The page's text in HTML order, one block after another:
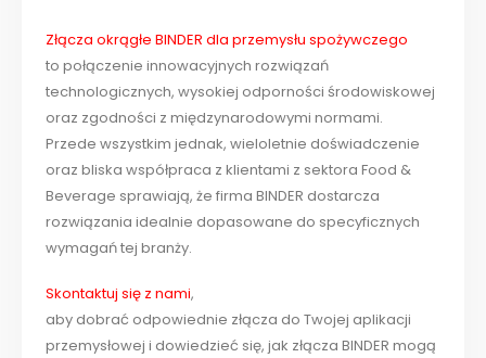
Złącza okrągłe BINDER dla przemysłu spożywczego
to połączenie innowacyjnych rozwiązań
technologicznych, wysokiej odporności środowiskowej
oraz zgodności z międzynarodowymi normami.
Przede wszystkim jednak, wieloletnie doświadczenie
oraz bliska współpraca z klientami z sektora Food &
Beverage sprawiają, że firma BINDER dostarcza
rozwiązania idealnie dopasowane do specyficznych
wymagań tej branży.
Skontaktuj się z nami,
aby dobrać odpowiednie złącza do Twojej aplikacji
przemysłowej i dowiedzieć się, jak złącza BINDER mogą